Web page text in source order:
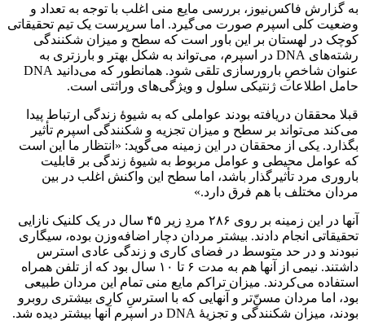
به گزارش فاکس‌نیوز، بررسی مایع منی اغلب با توجه به تعداد و
وضعیت کلی اسپرم صورت می‌گیرد. اما سرپرست یک تیم تحقیقاتی
کوچک در لهستان بر این باور است که سطح و میزان شکنندگی
رشته‌های DNA در اسپرم، می‌تواند به شکل بهتر و بارزتری به
عنوان شاخصِ بارورسازی تلقی شود. همانطور که می‌دانید DNA
حامل اطلاعات ژنتیکی سلول و ویژگی‌های وراثتی است.
قبلا محققان دریافته بودند عواملی که به شیوهٔ زندگی ارتباط پیدا
می‌کند می‌تواند بر سطح و میزان تجزیه و شکنندگی اسپرم تأثیر
بگذارد. یکی از محققان در این زمینه می‌گوید: «انتظار ما این است
که عوامل محیطی و عوامل مربوط به شیوهٔ زندگی بر قابلیت
باروری مرد تأثیرگذار باشد، اما سطح این واکنش اغلب در بین
مردان مختلف با هم فرق دارد.»
آنها در این زمینه بر روی ۲۸۶ مردِ زیر ۴۵ سال در یک کلنیک نازایی
تحقیقاتی انجام دادند. بیشتر مردان دچار اضافه‌وزن بوده، سیگاری
نبودند و در حد متوسط در فضای کاری و زندگی عادی استرس
داشتند. نیمی از آنها هم به مدت ۶ تا ۱۰ سال بود که از تلفن همراه
استفاده می‌کردند. میزان تراکم مایع منی تمام این مردان طبیعی
بود، اما مردان مسنّ‌تر و آنهایی که با استرسِ کاری بیشتری روبرو
بودند، میزان شکنندگی و تجزیهٔ DNA در اسپرم آنها بیشتر دیده شد.